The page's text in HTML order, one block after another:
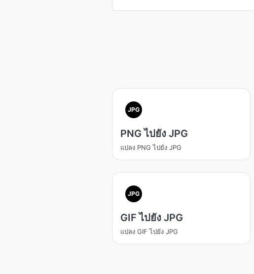
JPG
PNG ไปยัง JPG
แปลง PNG ไปยัง JPG
JPG
GIF ไปยัง JPG
แปลง GIF ไปยัง JPG